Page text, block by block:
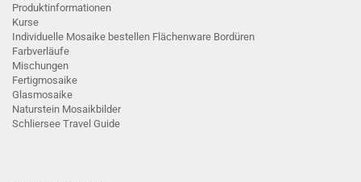
Produktinformationen
Kurse
Individuelle Mosaike bestellen Flächenware Bordüren
Farbverläufe
Mischungen
Fertigmosaike
G lasmosaike
Naturstein Mosaikbilder
Schliersee Travel Guide